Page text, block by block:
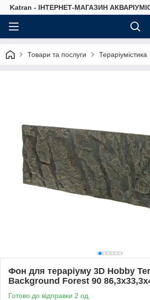
Katran - ІНТЕРНЕТ-МАГАЗИН
Товари та послуги Тераріумістика
Фон для тераріуму 3D Hobby
Background Forest 90
Готово до відправки 2 од.